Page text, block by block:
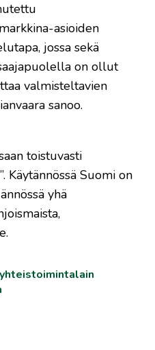
asioiden
jossa sekä
on ollut
valmisteltavien
sanoo.
toistuvasti
Käytännössä Suomi on
yhä